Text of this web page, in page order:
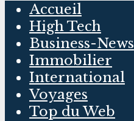
Accueil
High Tech
Business-News
Immobilier
International
Voyages
Top du Web